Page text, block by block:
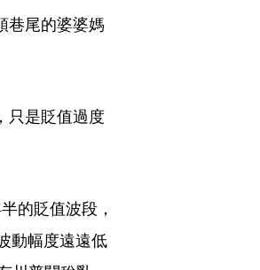
巷尾的婆婆媽
只是貶值過度
的貶值波段，
動幅度遠遠低